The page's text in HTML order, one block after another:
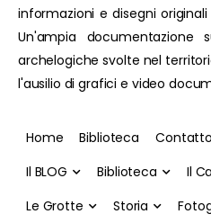
informazioni e disegni
Un'ampia documentazione
archelogiche svolte nel
l'ausilio di grafici e video
Home Biblioteca Contatto
Il BLOG
Biblioteca
Il
Le Grotte
Storia